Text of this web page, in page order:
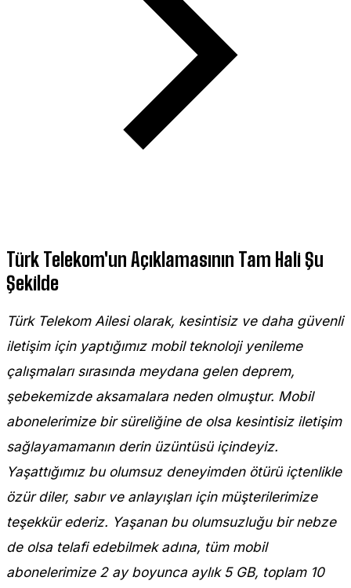
Türk Telekom'un Açıklamasının Tam Hali Şu
Şekilde
Türk Telekom Ailesi olarak, kesintisiz ve daha güvenli
iletişim için yaptığımız mobil teknoloji yenileme
çalışmaları sırasında meydana gelen deprem,
şebekemizde aksamalara neden olmuştur. Mobil
abonelerimize bir süreliğine de olsa kesintisiz iletişim
sağlayamamanın derin üzüntüsü içindeyiz.
Yaşattığımız bu olumsuz deneyimden ötürü içtenlikle
özür diler, sabır ve anlayışları için müşterilerimize
teşekkür ederiz. Yaşanan bu olumsuzluğu bir nebze
de olsa telafi edebilmek adına, tüm mobil
abonelerimize 2 ay boyunca aylık 5 GB, toplam 10